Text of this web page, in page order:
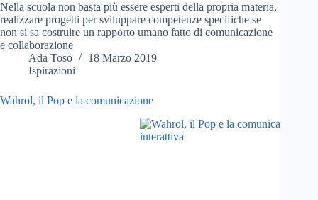
Nella scuola non basta più essere esperti della propria materia,
realizzare progetti per sviluppare competenze specifiche se
non si sa costruire un rapporto umano fatto di comunicazione
e collaborazione
Ada Toso
18 Marzo 2019
Ispirazioni
Wahrol, il Pop e la comunicazione